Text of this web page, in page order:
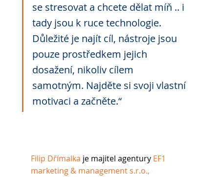
se stresovat a chcete dělat míň .. i
tady jsou k ruce technologie.
Důležité je najít cíl, nástroje jsou
pouze prostředkem jejich
dosažení, nikoliv cílem
samotným. Najděte si svoji vlastní
motivaci a začněte.“
Filip Dřímalka je majitel agentury EF1
marketing & management s.r.o.,